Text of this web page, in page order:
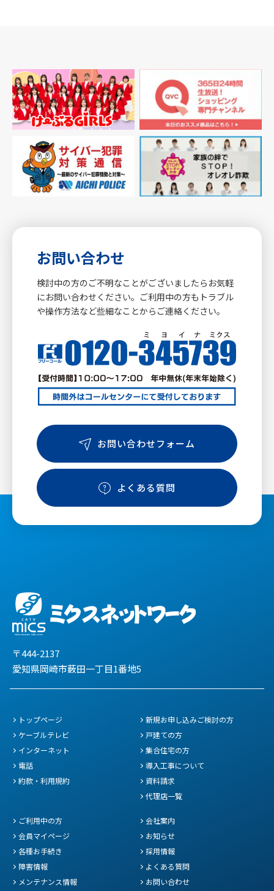
お問い合わせ
検討中の方のご不明なことがございましたらお気軽
にお問い合わせください。ご利用中の方もトラブル
や操作方法など些細なことからご連絡ください。
お問い合わせフォーム
よくある質問
〒444-2137
愛知県岡崎市薮田一丁目1番地5
トップページ
ケーブルテレビ
インターネット
電話
約款・利用規約
新規お申し込みご検討の方
戸建ての方
集合住宅の方
導入工事について
資料請求
代理店一覧
ご利用中の方
会員マイページ
各種お手続き
障害情報
メンテナンス情報
会社案内
お知らせ
採用情報
よくある質問
お問い合わせ